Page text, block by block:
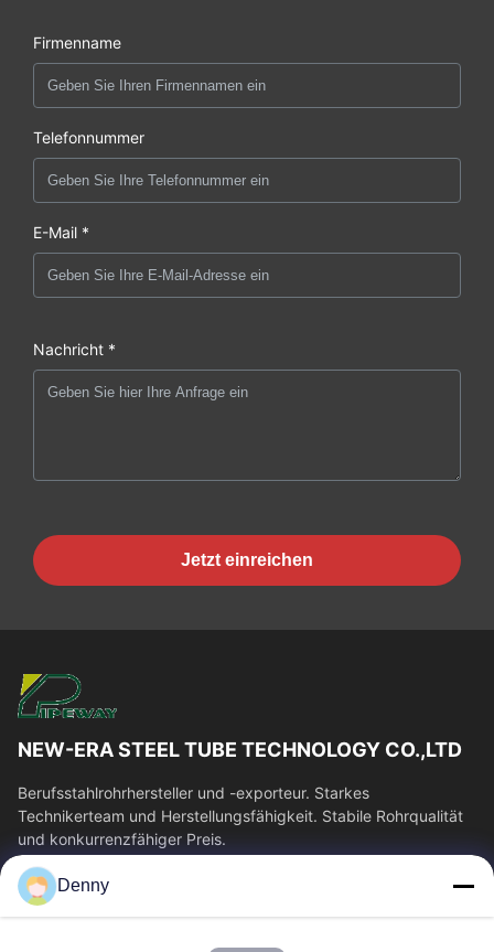
Firmenname
Telefonnummer
E-Mail *
Nachricht *
Jetzt einreichen
NEW-ERA STEEL TUBE TECHNOLOGY CO.,LTD
Berufsstahlrohrhersteller und -exporteur. Starkes
Technikerteam und Herstellungsfähigkeit. Stabile Rohrqualität
und konkurrenzfähiger Preis.
Schnelllinks
Haus
Denny